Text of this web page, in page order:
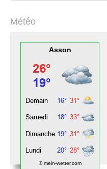
Météo
Asson
© mein-wetter.com